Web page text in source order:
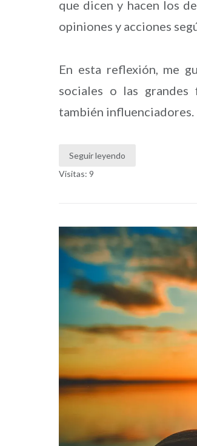
que dicen y hacen los
opiniones y acciones
En esta reflexión, me
sociales o las grandes
también influenciadores.
Seguir leyendo
Visitas: 9